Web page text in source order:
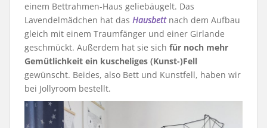
einem Bettrahmen-Haus geliebäugelt. Das
Lavendelmädchen hat das Hausbettnach dem Aufbau
gleich mit einem Traumfänger und einer Girlande
geschmückt. Außerdem hat sie sich für noch mehr
Gemütlichkeit ein kuscheliges (Kunst-)Fell
gewünscht. Beides, also Bett und Kunstfell, haben wir
bei Jollyroom bestellt.